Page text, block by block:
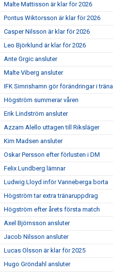
Malte Mattisson är klar för 2026
Pontus Wiktorsson är klar för 2026
Casper Nilsson är klar för 2026
Leo Björklund är klar för 2026
Ante Grgic ansluter
Malte Viberg ansluter
IFK Simrishamn gör förändringar i
Högström summerar våren
Erik Lindström ansluter
Azzam Alello uttagen till Riksläger
Kim Madsen ansluter
Oskar Persson efter förlusten i DM
Felix Lundberg lämnar
Ludwig Lloyd inför Vanneberga borta
Högström tar extra tränaruppdrag
Högström efter årets första match
Axel Björnsson ansluter
Jacob Nilsson ansluter
Lucas Olsson är klar för 2025
Hugo Gröndahl ansluter